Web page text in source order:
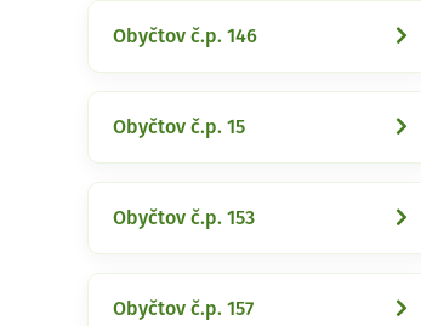
Obyčtov č.p. 146
Obyčtov č.p. 15
Obyčtov č.p. 153
Obyčtov č.p. 157